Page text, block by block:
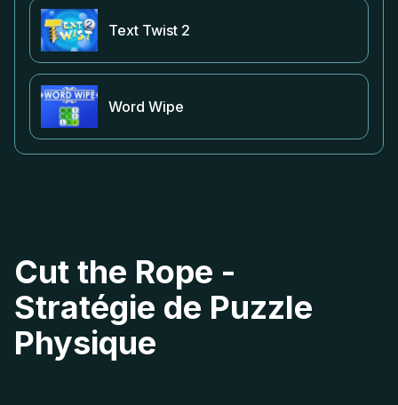
Text Twist 2
Word Wipe
Cut the Rope -
Stratégie de Puzzle
Physique